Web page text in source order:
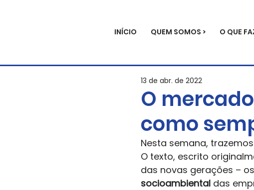
INÍCIO QUEM SOMOS > O QUE
O
como
13 de abr. de 2022
Nesta semana,
O texto, escrito
das novas gerações –
socioambiental das